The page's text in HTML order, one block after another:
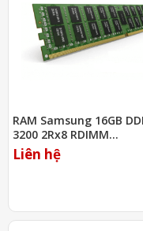
RAM Samsung 16GB
3200 2Rx8 RDIMM
(M393A2K43EB3-CWE)
Liên hệ